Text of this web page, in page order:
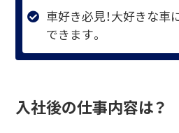
車好き必見！大好きな車
できます。
入社後の仕事内容は？